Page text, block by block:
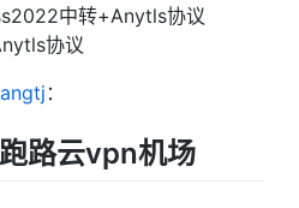
中转+Anytls协议
协议
：
路云vpn机场